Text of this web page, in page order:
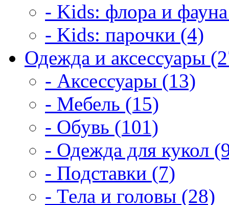
- Kids: флора и
- Kids: парочки (4)
Одежда и аксессуары
- Аксессуары (13)
- Мебель (15)
- Обувь (101)
- Одежда для кукол
- Подставки (7)
- Тела и головы (28)